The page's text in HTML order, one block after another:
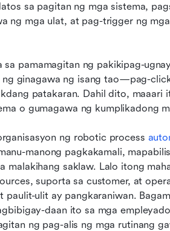
sa pagitan ng mga sistema,
ng mga ulat, at pag-trigger ng
sa pamamagitan ng pakikipag-
ng ginagawa ng isang tao—pag-
patakaran. Dahil dito, maaari
o gumagawa ng kumplikadong
ng robotic process
manong pagkakamali,
malakihang saklaw. Lalo itong
suporta sa customer, at
paulit-ulit ay pangkaraniwan.
daan ito sa mga
ng pag-alis ng mga rutinang